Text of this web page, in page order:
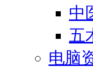
中
五
电脑